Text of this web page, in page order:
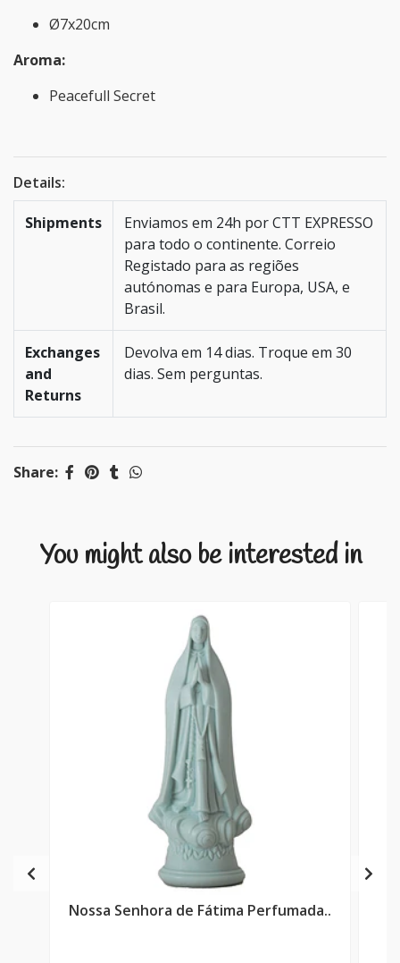
Ø7x20cm
Aroma:
Peacefull Secret
Details:
Shipments
Enviamos em 24h por CTT EXPRESSO
para todo o continente. Correio
Registado para as regiões
autónomas e para Europa, USA, e
Brasil.
Exchanges
and
Returns
Devolva em 14 dias. Troque em 30
dias. Sem perguntas.
Share:
You might also be interested in
Nossa Senhora de Fátima Perfumada..